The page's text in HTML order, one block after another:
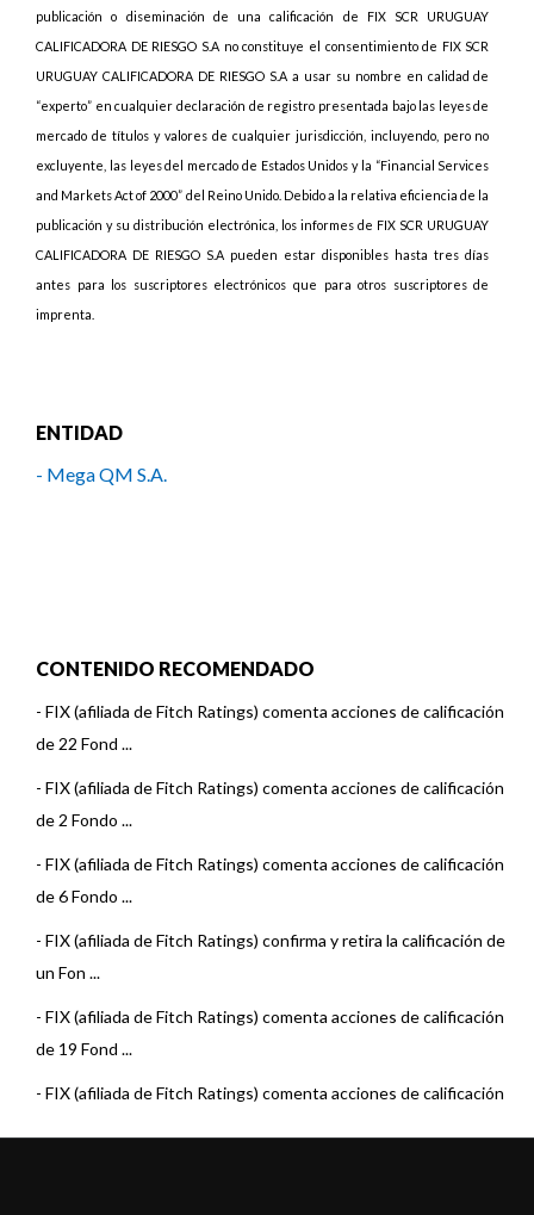
publicación o diseminación de una calificación de FIX SCR URUGUAY
CALIFICADORA DE RIESGO S.A no constituye el consentimiento de FIX SCR
URUGUAY CALIFICADORA DE RIESGO S.A a usar su nombre en calidad de
“experto” en cualquier declaración de registro presentada bajo las leyes de
mercado de títulos y valores de cualquier jurisdicción, incluyendo, pero no
excluyente, las leyes del mercado de Estados Unidos y la “Financial Services
and Markets Act of 2000” del Reino Unido. Debido a la relativa eficiencia de la
publicación y su distribución electrónica, los informes de FIX SCR URUGUAY
CALIFICADORA DE RIESGO S.A pueden estar disponibles hasta tres días
antes para los suscriptores electrónicos que para otros suscriptores de
imprenta.
ENTIDAD
- Mega QM S.A.
CONTENIDO RECOMENDADO
- FIX (afiliada de Fitch Ratings) comenta acciones de calificación
de 22 Fond ...
- FIX (afiliada de Fitch Ratings) comenta acciones de calificación
de 2 Fondo ...
- FIX (afiliada de Fitch Ratings) comenta acciones de calificación
de 6 Fondo ...
- FIX (afiliada de Fitch Ratings) confirma y retira la calificación de
un Fon ...
- FIX (afiliada de Fitch Ratings) comenta acciones de calificación
de 19 Fond ...
- FIX (afiliada de Fitch Ratings) comenta acciones de calificación